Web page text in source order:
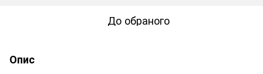
До обраного
Опис